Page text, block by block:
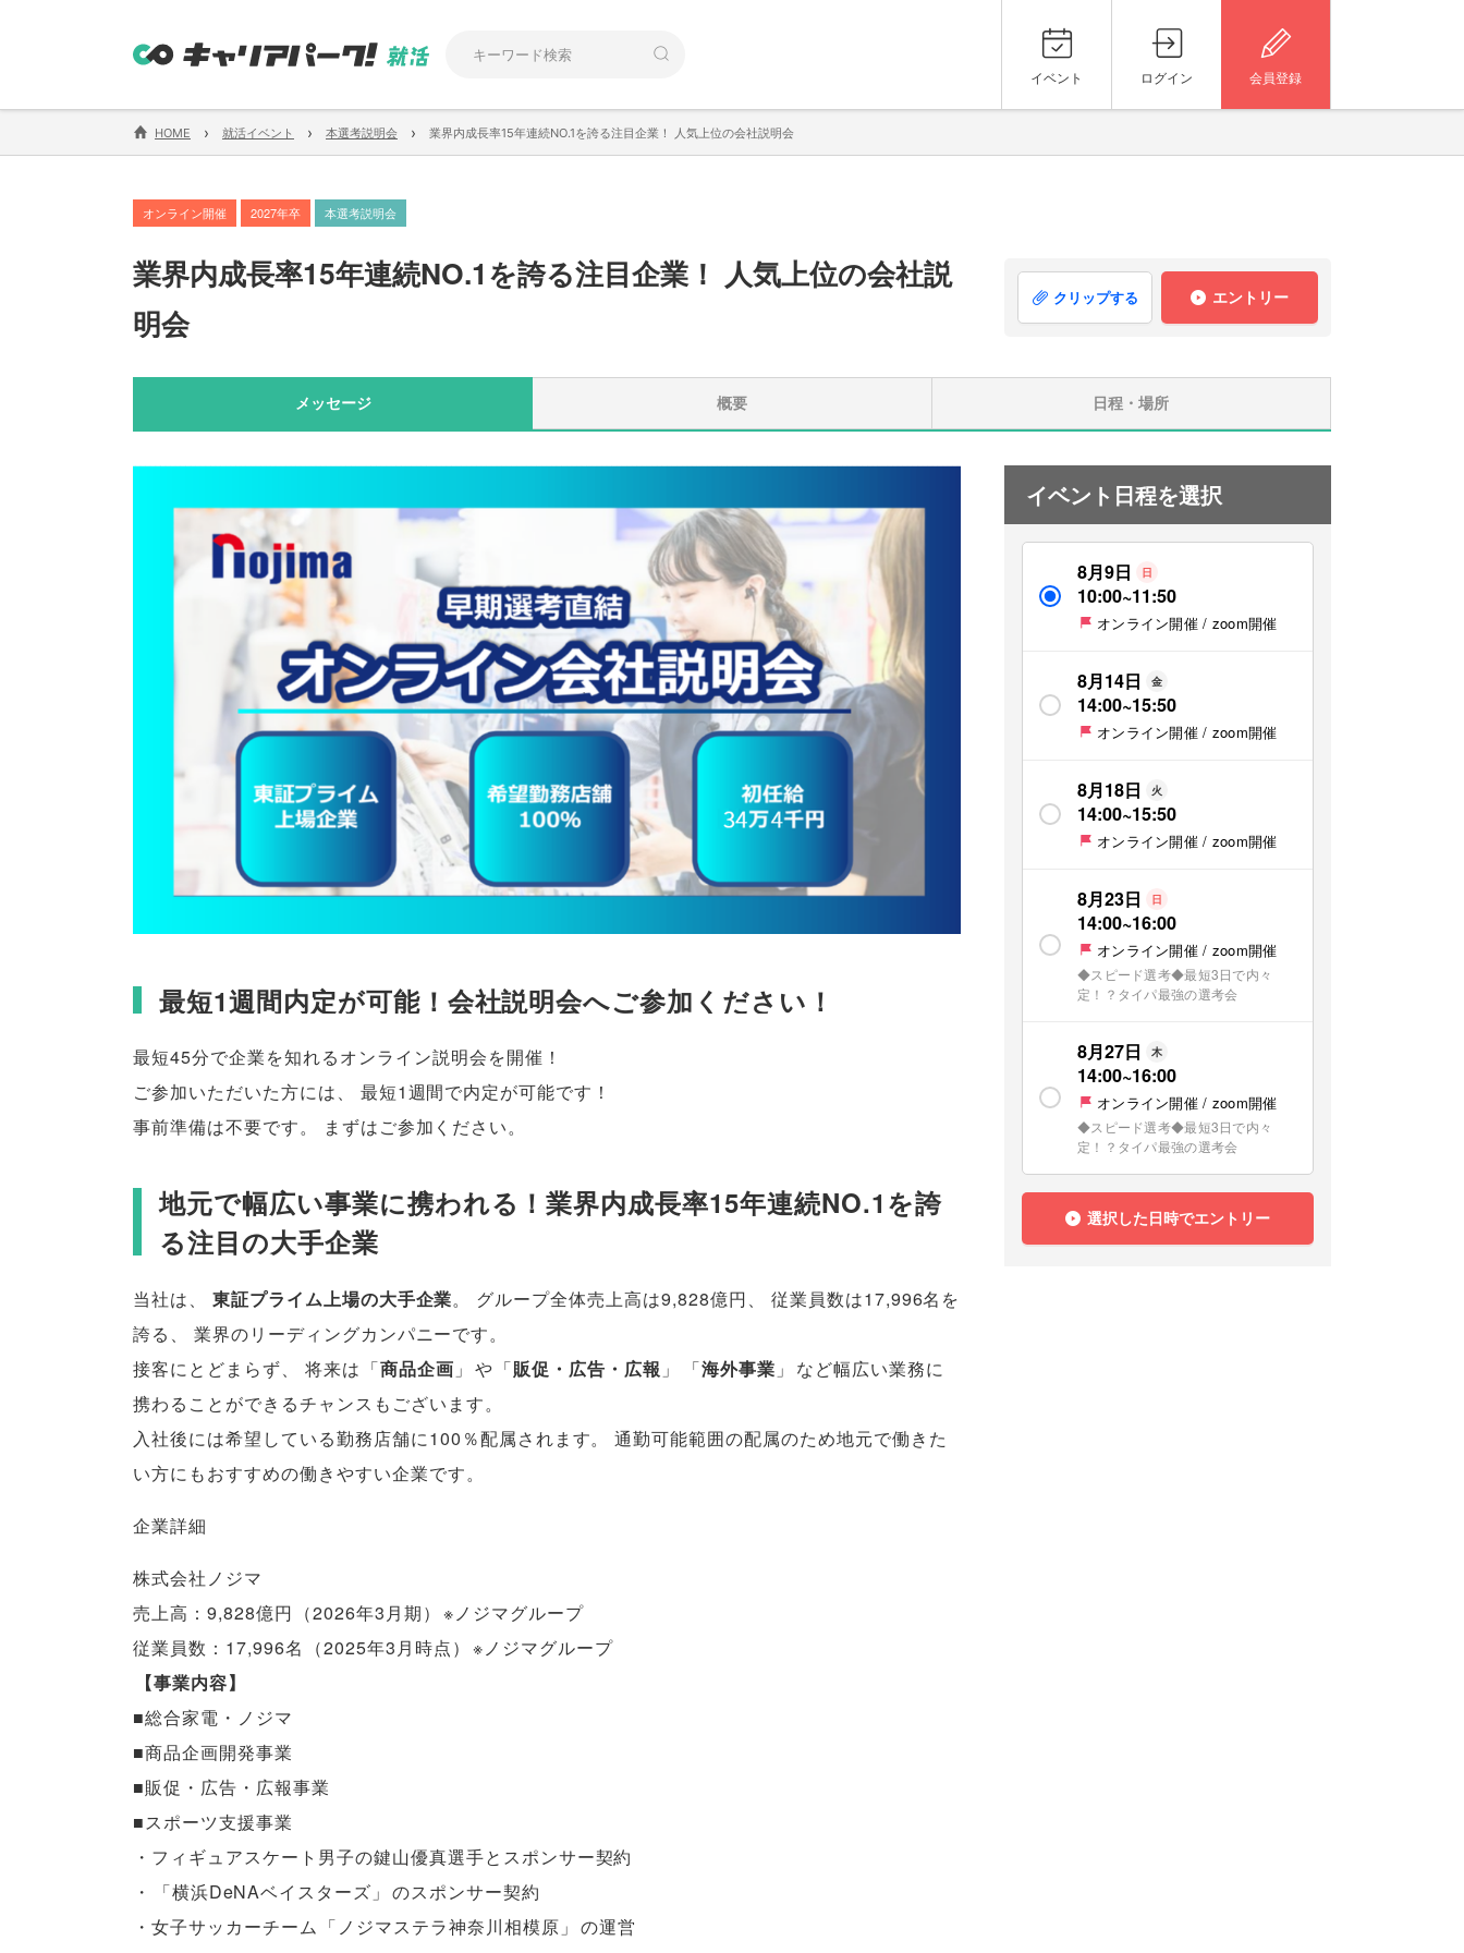
イベント ログイン 会員登録
HOME › 就活イベント › 本選考説明会 › 業界内成長率15年連続NO.1を誇る注目企業！ 人気上位の会社説明会
オンライン開催 2027年卒 本選考説明会
業界内成長率15年連続NO.1を誇る注目企業！ 人気上位の会社説
明会
クリップする エントリー
メッセージ 概要 日程・場所
最短1週間内定が可能！会社説明会へご参加ください！
最短45分で企業を知れるオンライン説明会を開催！
ご参加いただいた方には、
最短1週間で内定が可能です！
事前準備は不要です。 まずはご参加ください。
地元で幅広い事業に携われる！業界内成長率15年連続NO.1を誇
る注目の大手企業
当社は 東証プライム上場の大手企業。 グループ全体売上高は9,828億円
従業員数は17,996名を
誇る
業界のリーディングカンパニーです。
接客にとどまらず
将来は 「商品企画 」 や 「販促・広告・広報 」 「海外事業 」 など幅広い業務に
携わることができるチャンスもございます。
入社後には希望している勤務店舗に100％配属されます。
通勤可能範囲の配属のため地元で働きた
い方にもおすすめの働きやすい企業です。
企業詳細
株式会社ノジマ
売上高：9,828億円 （2026年3月期） ※ノジマグループ
従業員数：17,996名
（2025年3月時点） ※ノジマグループ
【事業内容】
■総合家電・ノジマ
■商品企画開発事業
■販促・広告・広報事業
■スポーツ支援事業
・フィギュアスケート男子の鍵山優真選手とスポンサー契約
・
「横浜DeNAベイスターズ 」 のスポンサー契約
・女子サッカーチーム 「 ノジマステラ神奈川相模原 」 の運営
イベント日程を選択
8月9日 日
10:00~11:50
オンライン開催 / zoom開催
8月14日 金
14:00~15:50
オンライン開催 / zoom開催
8月18日 火
14:00~15:50
オンライン開催 / zoom開催
8月23日 日
14:00~16:00
オンライン開催 / zoom開催
◆スピード選考◆最短3日で内々
定！？タイパ最強の選考会
8月27日 木
14:00~16:00
オンライン開催 / zoom開催
◆スピード選考◆最短3日で内々
定！？タイパ最強の選考会
選択した日時でエントリー